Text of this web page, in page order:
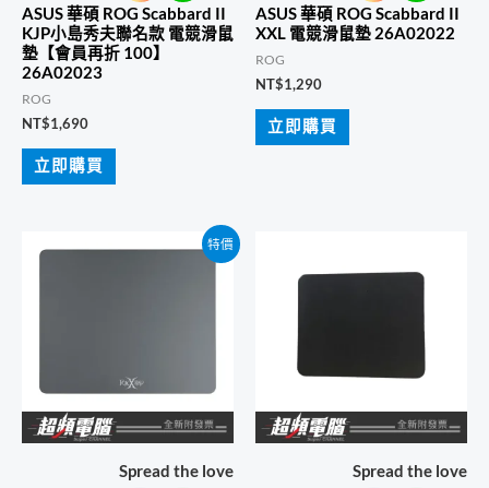
ASUS 華碩 ROG Scabbard II
KJP小島秀夫聯名款 電競滑鼠
墊【會員再折 100】
26A02023
ROG
NT$1,690
立即購買
ASUS 華碩 ROG Scabbard II
XXL 電競滑鼠墊 26A02022
ROG
NT$1,290
立即購買
特價
Spread the love Spread the love